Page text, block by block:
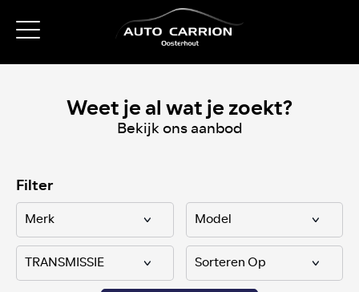
Weet je al wat je zoekt?
Bekijk ons aanbod
Filter